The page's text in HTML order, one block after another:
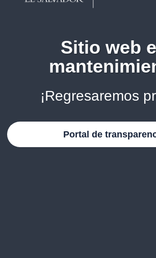
Sitio web
¡Regresaremos
Portal de